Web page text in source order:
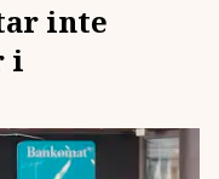
inte
i